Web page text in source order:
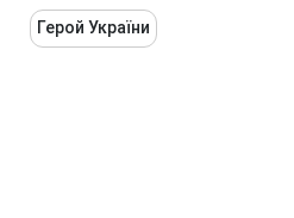
Герой України